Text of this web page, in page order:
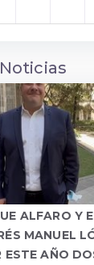
Noticias
ALFARO Y
MANUEL
ESTE AÑO